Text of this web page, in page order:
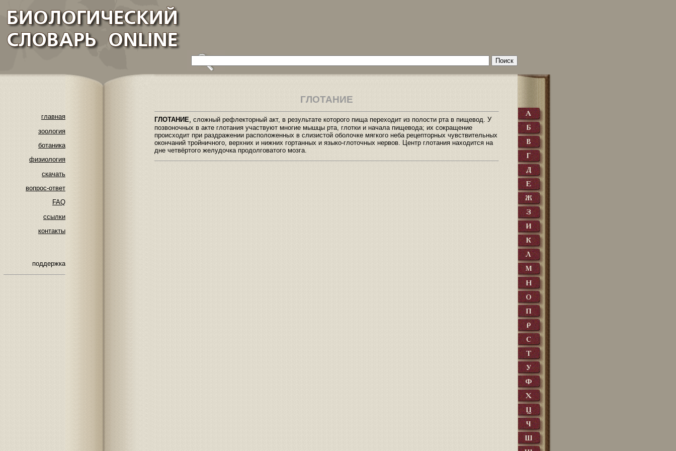
главная
зоология
ботаника
физиология
скачать
вопрос-ответ
FAQ
ссылки
контакты
поддержка
ГЛОТАНИЕ
ГЛОТАНИЕ сложный рефлекторный акт, в результате которого пища переходит из полости рта в пищевод. У
позвоночных в акте глотания участвуют многие мышцы рта, глотки и начала пищевода; их сокращение
происходит при раздражении расположенных в слизистой оболочке мягкого неба рецепторных чувствительных
окончаний тройничного, верхних и нижних гортанных и языко-глоточных нервов. Центр глотания находится на
дне четвёртого желудочка продолговатого мозга.